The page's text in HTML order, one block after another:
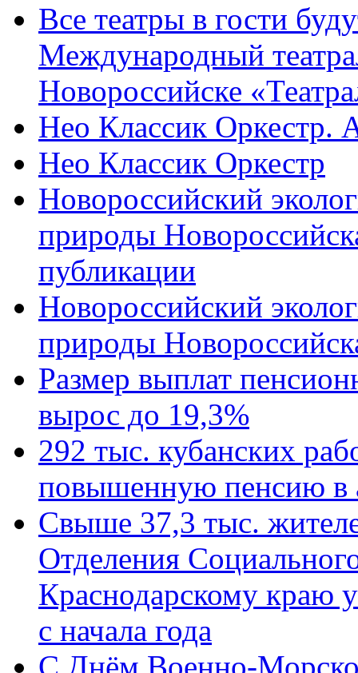
Все театры в гости
Международный
Новороссийске
Нео Классик Оркестр.
Нео Классик Оркестр
Новороссийский
природы
публикации
Новороссийский
природы
Размер выплат
вырос до 19,3%
292 тыс. кубанских
повышенную пенсию в
Свыше 37,3 тыс.
Отделения
Краснодарскому краю
с начала года
C Днём Военно-